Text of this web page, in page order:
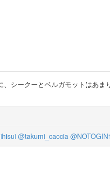
シークーとベルガモットはあ
@takumi_caccia @NOTOGIN1